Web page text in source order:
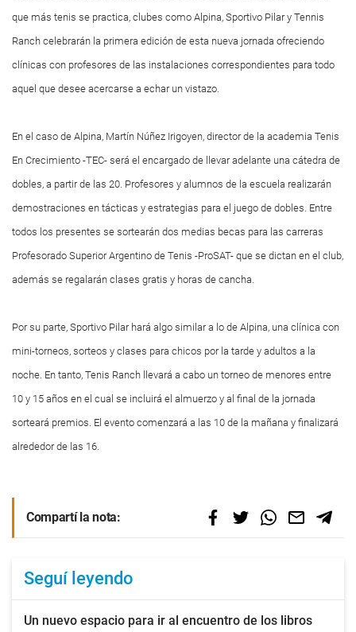
que más tenis se practica, clubes como Alpina, Sportivo Pilar y Tennis
Ranch celebrarán la primera edición de esta nueva jornada ofreciendo
clínicas con profesores de las instalaciones correspondientes para todo
aquel que desee acercarse a echar un vistazo.
En el caso de Alpina, Martín Núñez Irigoyen, director de la academia Tenis
En Crecimiento -TEC- será el encargado de llevar adelante una cátedra de
dobles, a partir de las 20. Profesores y alumnos de la escuela realizarán
demostraciones en tácticas y estrategias para el juego de dobles. Entre
todos los presentes se sortearán dos medias becas para las carreras
Profesorado Superior Argentino de Tenis -ProSAT- que se dictan en el club,
además se regalarán clases gratis y horas de cancha.
Por su parte, Sportivo Pilar hará algo similar a lo de Alpina, una clínica con
mini-torneos, sorteos y clases para chicos por la tarde y adultos a la
noche. En tanto, Tenis Ranch llevará a cabo un torneo de menores entre
10 y 15 años en el cual se incluirá el almuerzo y al final de la jornada
sorteará premios. El evento comenzará a las 10 de la mañana y finalizará
alrededor de las 16.
Compartí la nota:
Seguí leyendo
Un nuevo espacio para ir al encuentro de los libros